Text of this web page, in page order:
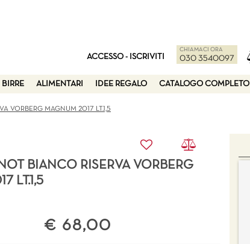
ACCESSO - ISCRIVITI
CHIAMACI ORA
030 3540097
BIRRE ALIMENTARI IDEE REGALO CATALOGO COMPLETO
VORBERG MAGNUM 2017 LT.1,5
BIANCO RISERVA VORBERG
LT.1,5
€ 68,00